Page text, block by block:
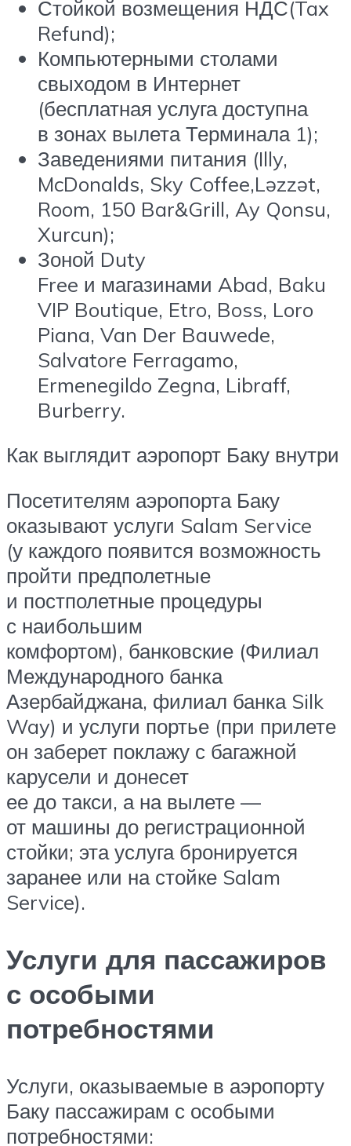
Стойкой возмещения НДС(Tax
Refund);
Компьютерными столами
свыходом в Интернет
(бесплатная услуга доступна
в зонах вылета Терминала 1);
Заведениями питания (Illy,
McDonalds, Sky Coffee,Ləzzət,
Room, 150 Bar&Grill, Ay Qonsu,
Xurcun);
Зоной Duty
Free и магазинами Abad, Baku
VIP Boutique, Etro, Boss, Loro
Piana, Van Der Bauwede,
Salvatore Ferragamo,
Ermenegildo Zegna, Libraff,
Burberry.
Как выглядит аэропорт Баку внутри
Посетителям аэропорта Баку
оказывают услуги Salam Service
(у каждого появится возможность
пройти предполетные
и постполетные процедуры
с наибольшим
комфортом), банковские (Филиал
Международного банка
Азербайджана, филиал банка Silk
Way) и услуги портье (при прилете
он заберет поклажу с багажной
карусели и донесет
ее до такси, а на вылете —
от машины до регистрационной
стойки; эта услуга бронируется
заранее или на стойке Salam
Service).
Услуги для пассажиров
с особыми
потребностями
Услуги, оказываемые в аэропорту
Баку пассажирам с особыми
потребностями: